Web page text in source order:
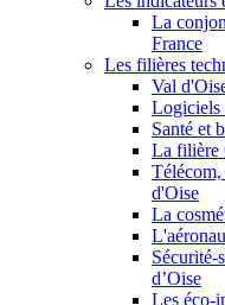
La
France
Les filières
Val
Logiciels
Santé et
La filière
d'Oise
La
Sécurité-
d’Oise
Les éco-